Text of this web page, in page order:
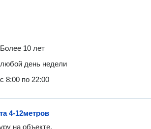
Более 10 лет
любой день недели
с 8:00 по 22:00
4-12метров
на объекте.